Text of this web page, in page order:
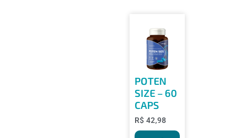
POTEN
SIZE – 60
CAPS
R$ 42,98